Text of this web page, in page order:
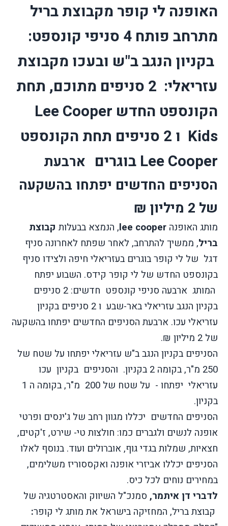
האופנה לי קופר מקבוצת בריל
מתרחב פותח 4 סניפי קונספט:
בקניון הנגב ב"ש ובעכו מקבוצת
עזריאלי:
2 סניפים מתוכם, תחת
הקונספט החדש Lee Cooper
Kids ו 2 סניפים תחת הקונספט
Lee Cooper בוגרים ארבעת
הסניפים החדשים יפתחו בהשקעה
של 2 מיליון ₪
מותג האופנה lee cooper, הנמצא בבעלות קבוצת
בריל, ממשיך להתרחב, לאחר שפתח לאחרונה סניף
דגל של לי קופר בוגרים בעזריאלי חיפה ולצידו סניף
בקונספט החדש של לי קופר קידס. השבוע יפתח
המותג ארבעה סניפי קונספט
חדשים: 2 סניפים
בקניון הנגב עזריאלי באר-שבע
ו 2 סניפים בקניון
עזריאלי עכו. ארבעת הסניפים החדשים יפתחו בהשקעה
של 2 מיליון ₪.
הסניפים בקניון הנגב ב"ש עזריאלי יפתחו על שטח של
250 מ"ר, בקומה 2 בקניון.
והסניפים בקניון עכו
עזריאלי יפתחו - על שטח של 200
מ"ר, בקומה ה 1
בקניון.
הסניפים החדשים יכללו מגוון רחב של ג'ינסים ופרטי
אופנה לנשים ולגברים כמו: חולצות טי- שירט, ז'קטים,
חצאיות, שמלות בגדי גוף, אוברולים ועוד. בנוסף לאלו
הסניפים יכללו אביזרי אופנה ואקססוריז משלימים,
במחירים נוחים לכל כיס.
לדברי דן איתמר, סמנכ"ל השיווק והאסטרטגיה של
קבוצת בריל, המחזיקה בישראל את מותג לי קופר: